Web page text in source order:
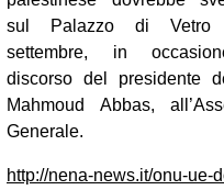
sul Palazzo di
settembre, in
discorso del presidente
Mahmoud Abbas,
Generale.
http://nena-news.it/onu-ue-